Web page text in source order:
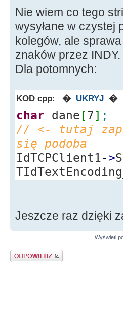
Nie wiem co tego
wysyłane w czystej
kolegów, ale
znaków przez INDY.
Dla potomnych:
KOD cpp: � UKRYJ �
char dane [7] ;
// <- tutaj
się podoba
IdTCPClient1->
Jeszcze raz dzięki
Wyświetl
Odpowiedz